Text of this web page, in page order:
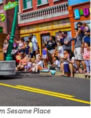
Sesame Place